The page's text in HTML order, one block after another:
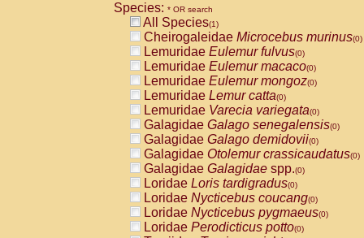
CebidaeCebus capucinus
CebidaeCebus nigrivittatus
CebidaeCebus spp.(0)
CebidaeSaimiri boliviensis(0)
CebidaeSaimiri sciureus(0)
AtelidaeAlouatta caraya(0)
AtelidaeAlouatta fusca(0)
AtelidaeAlouatta seniculus(0)
AtelidaeAlouattaspp.(0)
AtelidaeAteles belzebuth(0)
AtelidaeAteles geoffroyi(0)
AtelidaeAteles paniscus(0)
AtelidaeAtelesspp.(0)
AtelidaeLagothrix lagothricha(0)
AtelidaeLagothrix lagothricha cana
PitheciidaeCacajao calvus
Species: * OR search
All Species(1)
Cheirogaleidae Microcebus murinus(0)
Lemuridae Eulemur fulvus(0)
Lemuridae Eulemur macaco(0)
Lemuridae Eulemur mongoz(0)
Lemuridae Lemur catta(0)
Lemuridae Varecia variegata(0)
Galagidae Galago senegalensis(0)
Galagidae Galago demidovii(0)
Galagidae Otolemur crassicaudatus(0)
Galagidae Galagidae spp.(0)
Loridae Loris tardigradus(0)
Loridae Nycticebus coucang(0)
Loridae Nycticebus pygmaeus(0)
Loridae Perodicticus potto(0)